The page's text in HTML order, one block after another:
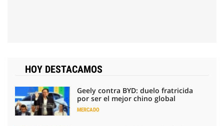
HOY DESTACAMOS
Geely contra BYD: duelo fratricida
por ser el mejor chino global
MERCADO